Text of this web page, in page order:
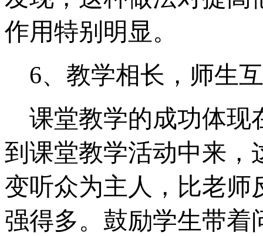
作用特别明显。
6、教学相长，师生
课堂教学的成功体现
到课堂教学活动中来，
变听众为主人，比老师
强得多。鼓励学生带着